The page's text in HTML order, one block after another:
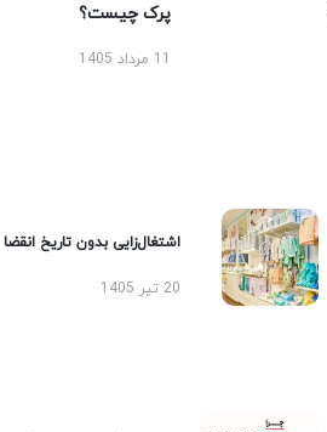
پرک چیست؟
11 مرداد 1405
اشتغال‌زایی بدون تاریخ انقضا
20 تیر 1405